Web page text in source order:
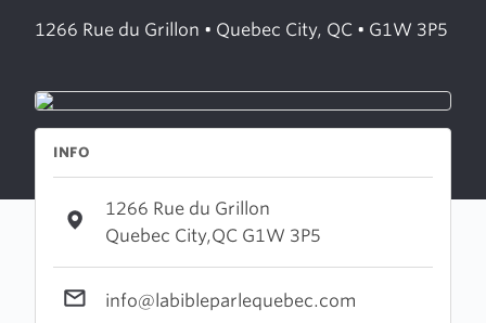
1266 Rue du Grillon • Quebec City, QC • G1W 3P5
INFO
1266 Rue du Grillon
Quebec City,QC G1W 3P5
info@labibleparlequebec.com